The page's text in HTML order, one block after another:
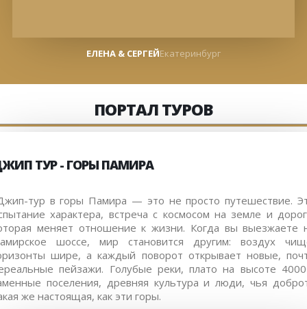
ЕЛЕНА & СЕРГЕЙЕкатеринбург
ПОРТАЛ ТУРОВ
ТУР - ГОРЫ ПАМИРА
тур в горы Памира — это не просто путешествие.
характера, встреча с космосом на земле и
меняет отношение к жизни. Когда вы выезжаете
шоссе, мир становится другим: воздух
шире, а каждый поворот открывает новые,
пейзажи. Голубые реки, плато на высоте
поселения, древняя культура и люди, чья
же настоящая, как эти горы.